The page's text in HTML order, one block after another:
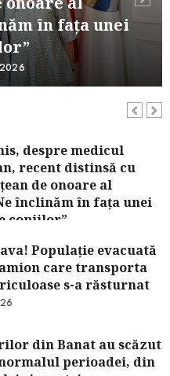
în fața unei
schimba viitorul unor
caritabil pentru
Ţurcanu” din
despre medicul
recent distinsă cu
de onoare al
înclinăm în fața unei
copiilor”
Populaţie evacuată
care transporta
s-a răsturnat
din Banat au scăzut
perioadei, din